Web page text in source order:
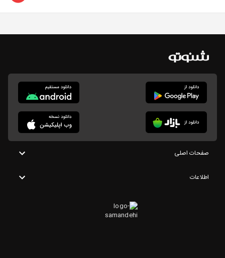
صفحات اصلی
اطلاعات